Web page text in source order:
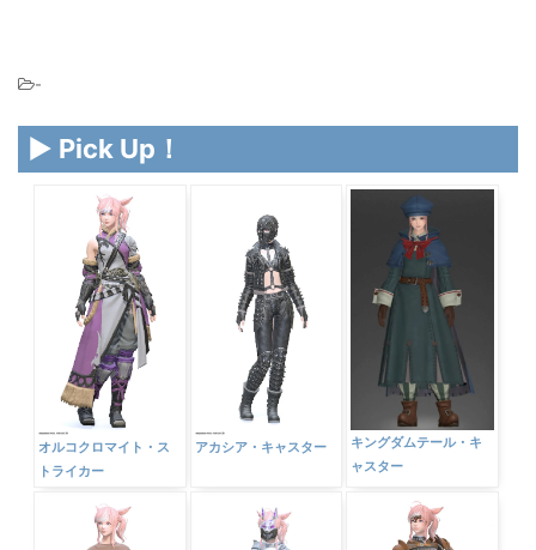
-
▶ Pick Up！
オルコクロマイト・ス
トライカー
アカシア・キャスター
キングダムテール・キ
ャスター